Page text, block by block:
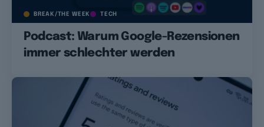
BREAK/THE WEEK TECH
Podcast: Warum Google-Rezensionen
immer schlechter werden